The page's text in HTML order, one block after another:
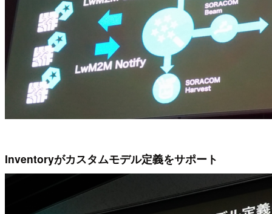
Inventoryがカスタムモデル定義をサポート